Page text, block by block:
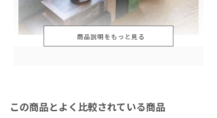
商品説明をもっと見る
この商品とよく比較されている商品